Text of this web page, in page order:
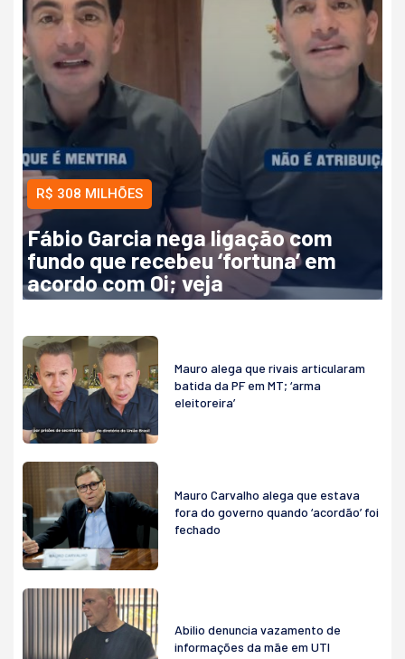
R$ 308 MILHÕES
Fábio Garcia nega ligação com
fundo que recebeu ‘fortuna’ em
acordo com Oi; veja
Mauro alega que rivais articularam
batida da PF em MT; ‘arma
eleitoreira’
Mauro Carvalho alega que estava
fora do governo quando ‘acordão’ foi
fechado
Abilio denuncia vazamento de
informações da mãe em UTI